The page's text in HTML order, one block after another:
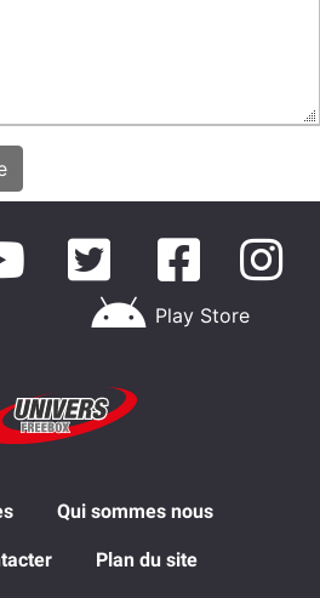
Play Store
Qui sommes nous
Plan du site